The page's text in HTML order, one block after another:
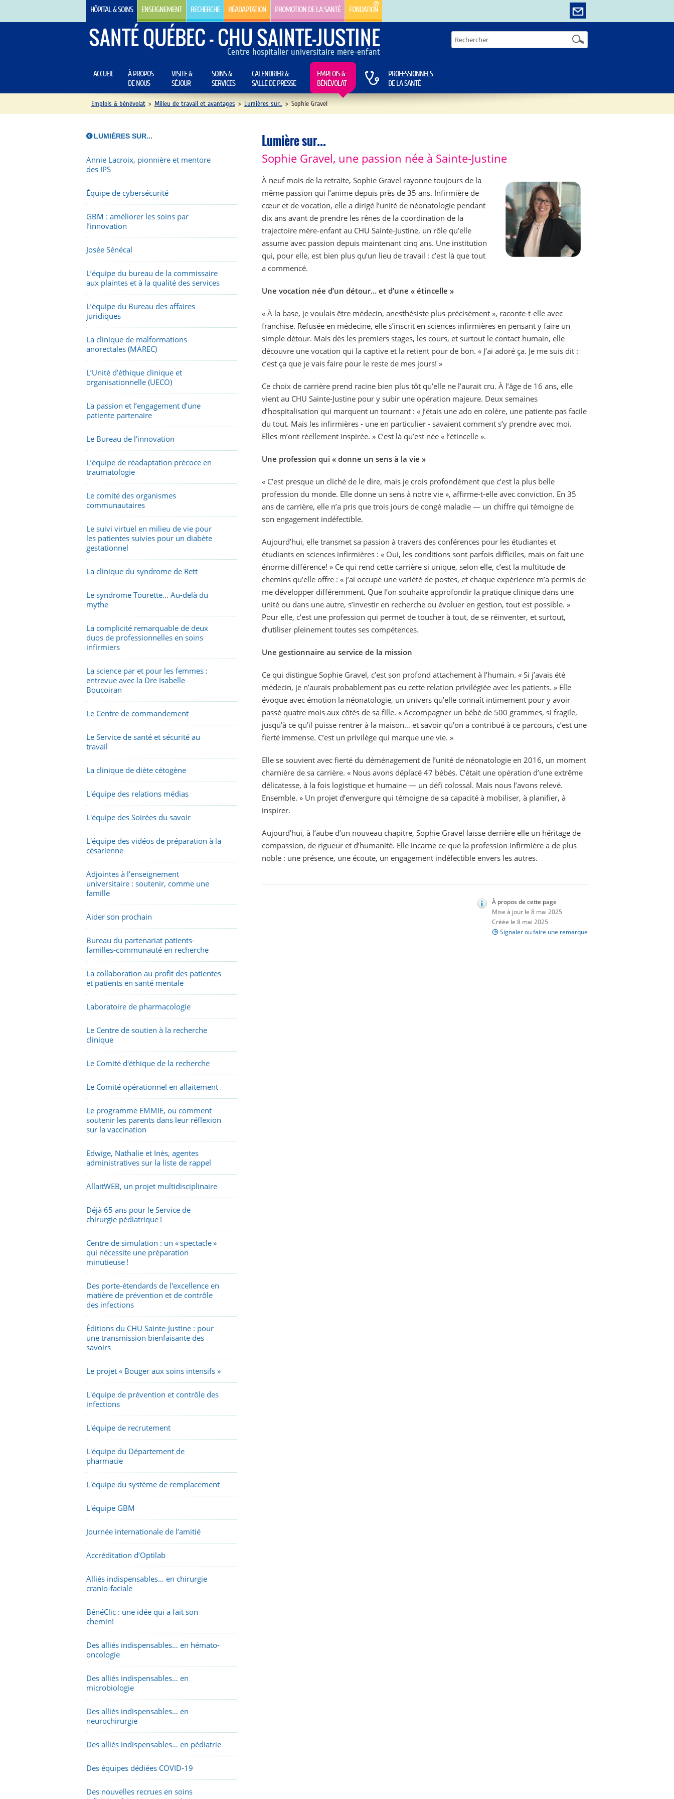
HÔPITAL & SOINS ENSEIGNEMENT RECHERCHE RÉADAPTATION PROMOTION DE LA SANTÉ FONDATION
SANTÉ QUÉBEC - CHU SAINTE-JUSTINE
Centre hospitalier universitaire mère-enfant
ACCUEIL
À PROPOS
DE NOUS
VISITE &
SÉJOUR
SOINS &
SERVICES
CALENDRIER &
SALLE DE PRESSE
EMPLOIS &
BÉNÉVOLAT
PROFESSIONNELS
DE LA SANTÉ
Emplois & bénévolat > Milieu de travail et avantages > Lumières sur... > Sophie Gravel
LUMIÈRES SUR...
Annie Lacroix, pionnière et mentore
des IPS
Équipe de cybersécurité
GBM : améliorer les soins par
l’innovation
Josée Sénécal
L’équipe du bureau de la commissaire
aux plaintes et à la qualité des services
L’équipe du Bureau des affaires
juridiques
La clinique de malformations
anorectales (MAREC)
L’Unité d’éthique clinique et
organisationnelle (UECO)
La passion et l’engagement d’une
patiente partenaire
Le Bureau de l'innovation
L’équipe de réadaptation précoce en
traumatologie
Le comité des organismes
communautaires
Le suivi virtuel en milieu de vie pour
les patientes suivies pour un diabète
gestationnel
La clinique du syndrome de Rett
Le syndrome Tourette... Au-delà du
mythe
La complicité remarquable de deux
duos de professionnelles en soins
infirmiers
La science par et pour les femmes :
entrevue avec la Dre Isabelle
Boucoiran
Le Centre de commandement
Le Service de santé et sécurité au
travail
La clinique de diète cétogène
L'équipe des relations médias
L'équipe des Soirées du savoir
L'équipe des vidéos de préparation à la
césarienne
Adjointes à l’enseignement
universitaire : soutenir, comme une
famille
Aider son prochain
Bureau du partenariat patients-
familles-communauté en recherche
La collaboration au profit des patientes
et patients en santé mentale
Laboratoire de pharmacologie
Le Centre de soutien à la recherche
clinique
Le Comité d'éthique de la recherche
Le Comité opérationnel en allaitement
Le programme EMMIE, ou comment
soutenir les parents dans leur réflexion
sur la vaccination
Edwige, Nathalie et Inès, agentes
administratives sur la liste de rappel
AllaitWEB, un projet multidisciplinaire
Déjà 65 ans pour le Service de
chirurgie pédiatrique !
Centre de simulation : un « spectacle »
qui nécessite une préparation
minutieuse !
Des porte-étendards de l'excellence en
matière de prévention et de contrôle
des infections
Éditions du CHU Sainte-Justine : pour
une transmission bienfaisante des
savoirs
Le projet « Bouger aux soins intensifs »
L'équipe de prévention et contrôle des
infections
L'équipe de recrutement
L'équipe du Département de
pharmacie
L'équipe du système de remplacement
L'équipe GBM
Journée internationale de l’amitié
Accréditation d’Optilab
Alliés indispensables… en chirurgie
cranio-faciale
BénéClic : une idée qui a fait son
chemin!
Des alliés indispensables… en hémato-
oncologie
Des alliés indispensables… en
microbiologie
Des alliés indispensables… en
neurochirurgie
Des alliés indispensables… en pédiatrie
Des équipes dédiées COVID-19
Des nouvelles recrues en soins
Lumière sur...
Sophie Gravel, une passion née à Sainte-Justine
À neuf mois de la retraite, Sophie Gravel rayonne toujours de la
même passion qui l’anime depuis près de 35 ans. Infirmière de
cœur et de vocation, elle a dirigé l’unité de néonatologie pendant
dix ans avant de prendre les rênes de la coordination de la
trajectoire mère-enfant au CHU Sainte-Justine, un rôle qu’elle
assume avec passion depuis maintenant cinq ans. Une institution
qui, pour elle, est bien plus qu’un lieu de travail : c’est là que tout
a commencé.
Une vocation née d’un détour… et d’une « étincelle »
« À la base, je voulais être médecin, anesthésiste plus précisément », raconte-t-elle avec
franchise. Refusée en médecine, elle s’inscrit en sciences infirmières en pensant y faire un
simple détour. Mais dès les premiers stages, les cours, et surtout le contact humain, elle
découvre une vocation qui la captive et la retient pour de bon. « J’ai adoré ça. Je me suis dit :
c’est ça que je vais faire pour le reste de mes jours! »
Ce choix de carrière prend racine bien plus tôt qu’elle ne l’aurait cru. À l’âge de 16 ans, elle
vient au CHU Sainte-Justine pour y subir une opération majeure. Deux semaines
d’hospitalisation qui marquent un tournant : « J’étais une ado en colère, une patiente pas facile
du tout. Mais les infirmières - une en particulier - savaient comment s’y prendre avec moi.
Elles m’ont réellement inspirée. » C’est là qu’est née « l’étincelle ».
Une profession qui « donne un sens à la vie »
« C’est presque un cliché de le dire, mais je crois profondément que c’est la plus belle
profession du monde. Elle donne un sens à notre vie », affirme-t-elle avec conviction. En 35
ans de carrière, elle n’a pris que trois jours de congé maladie — un chiffre qui témoigne de
son engagement indéfectible.
Aujourd’hui, elle transmet sa passion à travers des conférences pour les étudiantes et
étudiants en sciences infirmières : « Oui, les conditions sont parfois difficiles, mais on fait une
énorme différence! » Ce qui rend cette carrière si unique, selon elle, c’est la multitude de
chemins qu’elle offre : « j’ai occupé une variété de postes, et chaque expérience m’a permis de
me développer différemment. Que l’on souhaite approfondir la pratique clinique dans une
unité ou dans une autre, s’investir en recherche ou évoluer en gestion, tout est possible. »
Pour elle, c’est une profession qui permet de toucher à tout, de se réinventer, et surtout,
d’utiliser pleinement toutes ses compétences.
Une gestionnaire au service de la mission
Ce qui distingue Sophie Gravel, c’est son profond attachement à l’humain. « Si j’avais été
médecin, je n’aurais probablement pas eu cette relation privilégiée avec les patients. » Elle
évoque avec émotion la néonatologie, un univers qu’elle connaît intimement pour y avoir
passé quatre mois aux côtés de sa fille. « Accompagner un bébé de 500 grammes, si fragile,
jusqu’à ce qu’il puisse rentrer à la maison… et savoir qu’on a contribué à ce parcours, c’est une
fierté immense. C’est un privilège qui marque une vie. »
Elle se souvient avec fierté du déménagement de l’unité de néonatologie en 2016, un moment
charnière de sa carrière. « Nous avons déplacé 47 bébés. C’était une opération d’une extrême
délicatesse, à la fois logistique et humaine — un défi colossal. Mais nous l’avons relevé.
Ensemble. » Un projet d’envergure qui témoigne de sa capacité à mobiliser, à planifier, à
inspirer.
Aujourd’hui, à l’aube d’un nouveau chapitre, Sophie Gravel laisse derrière elle un héritage de
compassion, de rigueur et d’humanité. Elle incarne ce que la profession infirmière a de plus
noble : une présence, une écoute, un engagement indéfectible envers les autres.
À propos de cette page
Mise à jour le 8 mai 2025
Créée le 8 mai 2025
Signaler ou faire une remarque